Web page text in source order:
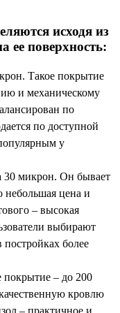
исходя из
ее поверхность:
Такое покрытие
и механическому
по
по доступной
у
30 микрон. Он бывает
цена и
– высокая
выбирают
постройках более
покрытие – до 200
кровлю
– практичное и